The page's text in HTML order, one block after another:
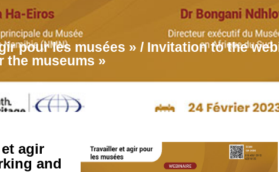
pour les musées » / Invitation to the
the museums »
agir
and